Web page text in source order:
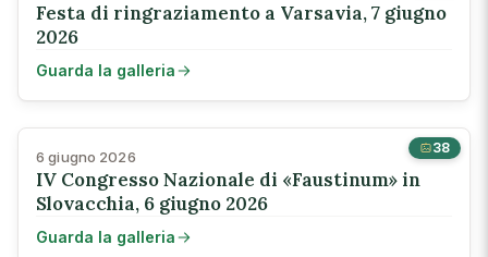
Festa di ringraziamento a Varsavia, 7 giugno
2026
Guarda la galleria
38
6 giugno 2026
IV Congresso Nazionale di «Faustinum» in
Slovacchia, 6 giugno 2026
Guarda la galleria